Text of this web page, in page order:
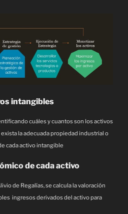
intangibles
cuáles y cuantos son los activos
la adecuada propiedad industrial o
cada activo intangible
de cada activo
de Regalías, se calcula la valoración
ingresos derivados del activo para